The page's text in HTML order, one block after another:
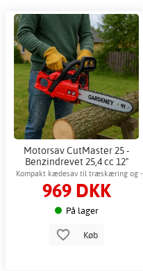
Motorsav CutMaster 25 -
Benzindrevet 25,4 cc 12"
sværd
Kompakt kædesav til træskæring og -
fældning
969 DKK
På lager
Køb